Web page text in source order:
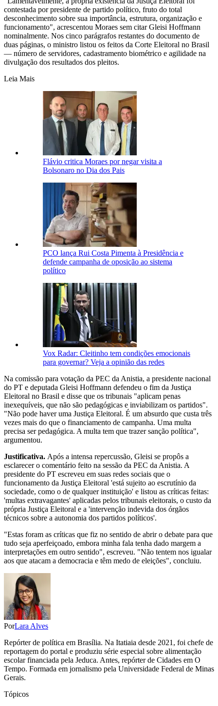
contestada por presidente de partido político, fruto do total
desconhecimento sobre sua importância, estrutura, organização e
funcionamento", acrescentou Moraes sem citar Gleisi Hoffmann
nominalmente. Nos cinco parágrafos restantes do documento de
duas páginas, o ministro listou os feitos da Corte Eleitoral no Brasil
— número de servidores, cadastramento biométrico e agilidade na
divulgação dos resultados dos pleitos.
Leia Mais
Flávio critica Moraes por negar visita a
Bolsonaro no Dia dos Pais
PCO lança Rui Costa Pimenta à Presidência e
defende campanha de oposição ao sistema
político
Vox Radar: Cleitinho tem condições emocionais
para governar? Veja a opinião das redes
Na comissão para votação da PEC da Anistia, a presidente nacional
do PT e deputada Gleisi Hoffmann defendeu o fim da Justiça
Eleitoral no Brasil e disse que os tribunais "aplicam penas
inexequíveis, que não são pedagógicas e inviabilizam os partidos".
"Não pode haver uma Justiça Eleitoral. É um absurdo que custa três
vezes mais do que o financiamento de campanha. Uma multa
precisa ser pedagógica. A multa tem que trazer sanção política",
argumentou.
Justificativa. Após a intensa repercussão, Gleisi se propôs a
esclarecer o comentário feito na sessão da PEC da Anistia. A
presidente do PT escreveu em suas redes sociais que o
funcionamento da Justiça Eleitoral 'está sujeito ao escrutínio da
sociedade, como o de qualquer instituição' e listou as críticas feitas:
'multas extravagantes' aplicadas pelos tribunais eleitorais, o custo da
própria Justiça Eleitoral e a 'intervenção indevida dos órgãos
técnicos sobre a autonomia dos partidos políticos'.
"Estas foram as críticas que fiz no sentido de abrir o debate para que
tudo seja aperfeiçoado, embora minha fala tenha dado margem a
interpretações em outro sentido", escreveu. "Não tentem nos igualar
aos que atacam a democracia e têm medo de eleições", concluiu.
PorLara Alves
Repórter de política em Brasília. Na Itatiaia desde 2021, foi chefe de
reportagem do portal e produziu série especial sobre alimentação
escolar financiada pela Jeduca. Antes, repórter de Cidades em O
Tempo. Formada em jornalismo pela Universidade Federal de Minas
Gerais.
Tópicos